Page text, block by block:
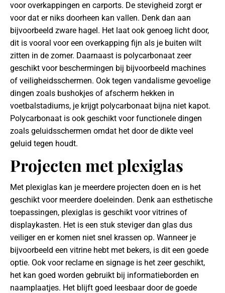
voor overkappingen en carports. De stevigheid zorgt er
voor dat er niks doorheen kan vallen. Denk dan aan
bijvoorbeeld zware hagel. Het laat ook genoeg licht door,
dit is vooral voor een overkapping fijn als je buiten wilt
zitten in de zomer. Daarnaast is polycarbonaat zeer
geschikt voor beschermingen bij bijvoorbeeld machines
of veiligheidsschermen. Ook tegen vandalisme gevoelige
dingen zoals bushokjes of afscherm hekken in
voetbalstadiums, je krijgt polycarbonaat bijna niet kapot.
Polycarbonaat is ook geschikt voor functionele dingen
zoals geluidsschermen omdat het door de dikte veel
geluid tegen houdt.
Projecten met plexiglas
Met plexiglas kan je meerdere projecten doen en is het
geschikt voor meerdere doeleinden. Denk aan esthetische
toepassingen, plexiglas is geschikt voor vitrines of
displaykasten. Het is een stuk steviger dan glas dus
veiliger en er komen niet snel krassen op. Wanneer je
bijvoorbeeld een vitrine hebt met bekers, is dit een goede
optie. Ook voor reclame en signage is het zeer geschikt,
het kan goed worden gebruikt bij informatieborden en
naamplaatjes. Het blijft goed leesbaar door de goede